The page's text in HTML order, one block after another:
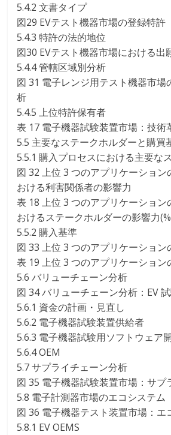
5.4.2 文書タイプ
図29 EVテスト機器市場の登録特許
5.4.3 特許の法的地位
図30 EVテスト機器市場における出
5.4.4 管轄区域別分析
図 31 電子レンジ用テスト機器市場
析
5.4.5 上位特許保有者
表 17 電子機器試験装置市場：技術
5.5 主要なステークホルダーと購買
5.5.1 購入プロセスにおける主要な
図 32 上位 3 つのアプリケーション
おける利害関係者の影響力
表 18 上位 3 つのアプリケーション
おけるステークホルダーの影響力
5.5.2 購入基準
図 33 上位 3 つのアプリケーション
表 19 上位 3 つのアプリケーション
5.6 バリューチェーン分析
図 34 バリューチェーン分析：EV
5.6.1 資金の計画・見直し
5.6.2 電子機器試験装置供給者
5.6.3 電子機器試験用ソフトウェア
5.6.4 OEM
5.7 サプライチェーン分析
図 35 電子機器試験装置市場：サプ
5.8 電子計測器市場のエコシステム
図 36 電子機器テスト装置市場：エ
5.8.1 EV OEMS